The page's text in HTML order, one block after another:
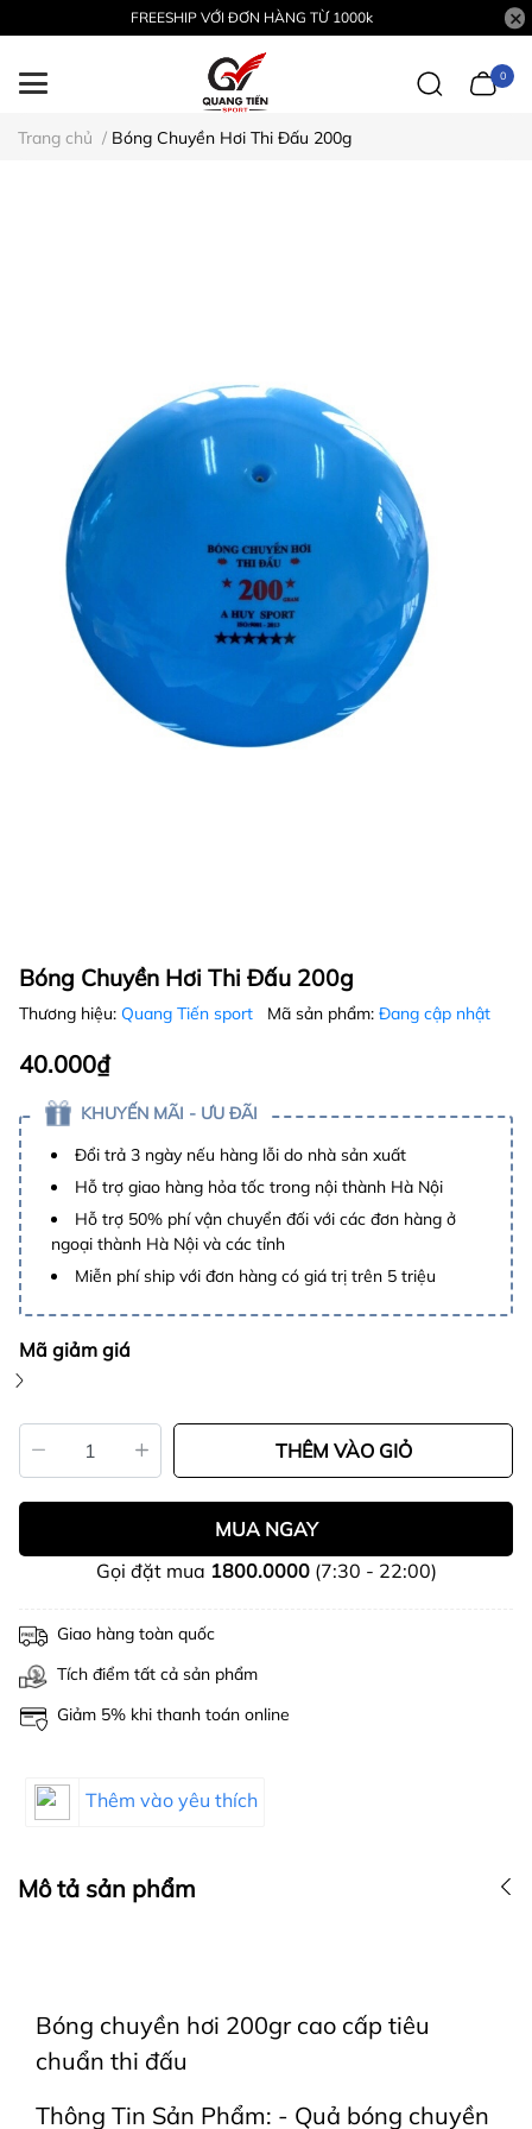
FREESHIP VỚI ĐƠN HÀNG TỪ 1000k
0
Trang chủ / Bóng Chuyền Hơi Thi Đấu 200g
Bóng Chuyền Hơi Thi Đấu 200g
Thương hiệu: Quang Tiến sport Mã sản phẩm: Đang cập nhật
40.000₫
KHUYẾN MÃI - ƯU ĐÃI
Đổi trả 3 ngày nếu hàng lỗi do nhà sản xuất
Hỗ trợ giao hàng hỏa tốc trong nội thành Hà Nội
Hỗ trợ 50% phí vận chuyển đối với các đơn hàng ở
ngoại thành Hà Nội và các tỉnh
Miễn phí ship với đơn hàng có giá trị trên 5 triệu
Mã giảm giá
THÊM VÀO GIỎ
MUA NGAY
Gọi đặt mua 1800.0000(7:30 - 22:00)
Giao hàng toàn quốc
Tích điểm tất cả sản phẩm
Giảm 5% khi thanh toán online
Thêm vào yêu thích
Mô tả sản phẩm
Bóng chuyền hơi 200gr cao cấp tiêu
chuẩn thi đấu
Thông Tin Sản Phẩm: - Quả bóng chuyền